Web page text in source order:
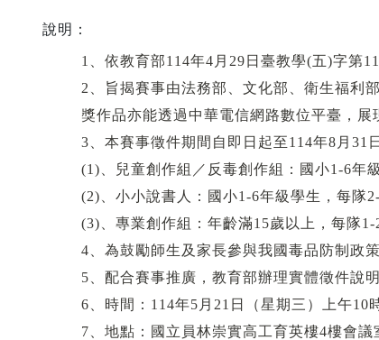
說明：
1、依教育部114年4月29日臺教學(五)字第
2、旨揭賽事由法務部、文化部、衛生福利
獎作品亦能透過中華電信網路數位平臺，展
3、本賽事徵件期間自即日起至114年8月31
(1)、兒童創作組／反毒創作組：國小1-6年
(2)、小小說書人：國小1-6年級學生，每隊
(3)、專業創作組：年齡滿15歲以上，每隊
4、為鼓勵師生及家長參與我國毒品防制政
5、配合賽事推廣，教育部辦理實體徵件說
6、時間：114年5月21日（星期三）上午10
7、地點：國立員林崇實高工育英樓4樓會議